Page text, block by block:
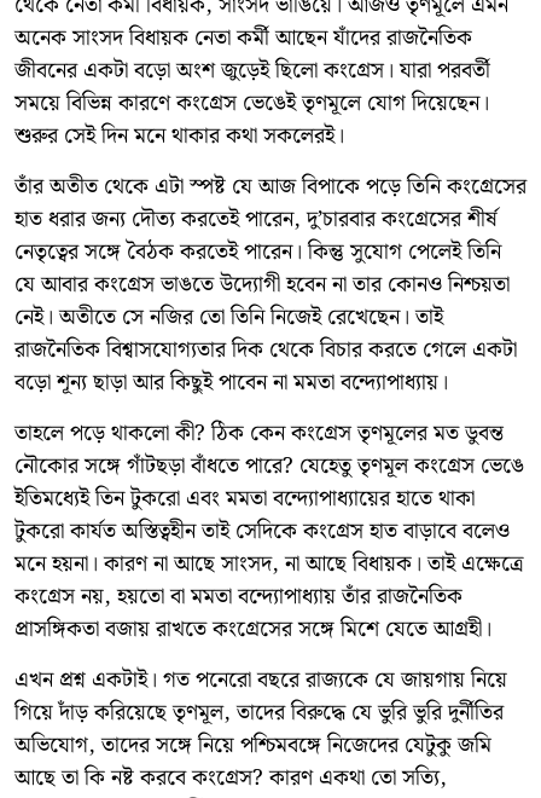
অনেক সাংসদ বিধায়ক নেতা কর্মী আছেন যাঁদের রাজনৈতিক
জীবনের একটা বড়ো অংশ জুড়েই ছিলো কংগ্রেস। যারা পরবর্তী
সময়ে বিভিন্ন কারণে কংগ্রেস ভেঙেই তৃণমূলে যোগ দিয়েছেন।
শুরুর সেই দিন মনে থাকার কথা সকলেরই।
তাঁর অতীত থেকে এটা স্পষ্ট যে আজ বিপাকে পড়ে তিনি কংগ্রেসের
হাত ধরার জন্য দৌত্য করতেই পারেন, দু’চারবার কংগ্রেসের শীর্ষ
নেতৃত্বের সঙ্গে বৈঠক করতেই পারেন। কিন্তু সুযোগ পেলেই তিনি
যে আবার কংগ্রেস ভাঙতে উদ্যোগী হবেন না তার কোনও নিশ্চয়তা
নেই। অতীতে সে নজির তো তিনি নিজেই রেখেছেন। তাই
রাজনৈতিক বিশ্বাসযোগ্যতার দিক থেকে বিচার করতে গেলে একটা
বড়ো শূন্য ছাড়া আর কিছুই পাবেন না মমতা বন্দ্যোপাধ্যায়।
তাহলে পড়ে থাকলো কী? ঠিক কেন কংগ্রেস তৃণমূলের মত ডুবন্ত
নৌকোর সঙ্গে গাঁটছড়া বাঁধতে পারে? যেহেতু তৃণমূল কংগ্রেস ভেঙে
ইতিমধ্যেই তিন টুকরো এবং মমতা বন্দ্যোপাধ্যায়ের হাতে থাকা
টুকরো কার্যত অস্তিত্বহীন তাই সেদিকে কংগ্রেস হাত বাড়াবে বলেও
মনে হয়না। কারণ না আছে সাংসদ, না আছে বিধায়ক। তাই এক্ষেত্রে
কংগ্রেস নয়, হয়তো বা মমতা বন্দ্যোপাধ্যায় তাঁর রাজনৈতিক
প্রাসঙ্গিকতা বজায় রাখতে কংগ্রেসের সঙ্গে মিশে যেতে আগ্রহী।
এখন প্রশ্ন একটাই। গত পনেরো বছরে রাজ্যকে যে জায়গায় নিয়ে
গিয়ে দাঁড় করিয়েছে তৃণমূল, তাদের বিরুদ্ধে যে ভুরি ভুরি দুর্নীতির
অভিযোগ, তাদের সঙ্গে নিয়ে পশ্চিমবঙ্গে নিজেদের যেটুকু জমি
আছে তা কি নষ্ট করবে কংগ্রেস? কারণ একথা তো সত্যি,